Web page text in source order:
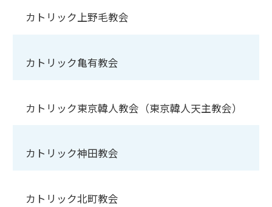
カトリック上野毛教会
カトリック亀有教会
カトリック東京韓人教会（東京韓人天主教会）
カトリック神田教会
カトリック北町教会